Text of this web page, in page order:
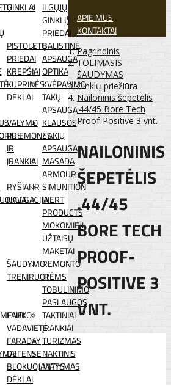
GINKLAI ILGŲJŲ
GINKLŲ
PRIEDAI
PISTOLETŲ
PRIEDAI
BALISTINĖ
APSAUGA
KREPŠIAI
KUPRINĖS
DĖKLAI
OPTIKA
KVĖPAVIMO
TAKŲ
APSAUGA
VALYMO
PRIEMONĖS
IR
ĮRANKIAI
KLAUSOS
/ AKIŲ
APSAUGA
MASADA
ARMOUR
RYŠIAI IR
NAVIGACIJA
SIMUNITION
INERT
PRODUCTS
MOKOMIEJI
UŽTAISŲ
MAKETAI
ŠAUDYMO
TRENIRUOTĖMS
REMONTO
IR
TOBULINIMO
PASLAUGOS
LAUKO
VADAVIETĖ
TAKTINIAI
ĮRANKIAI
FARADAY
DEFENSE
BLOKUOJANTYS
DĖKLAI
TURIZMAS
NAKTINIS
MATYMAS
APIE MUS
KONTAKTAI
Pagrindinis
TOLIMASIS
ŠAUDYMAS
Ginklų priežiūra
Nailoninis šepetėlis
.44/45 Bore Tech
Proof-Positive 3 vnt.
NAILONINIS
ŠEPETĖLIS
.44/45
BORE TECH
PROOF-
POSITIVE 3
VNT.